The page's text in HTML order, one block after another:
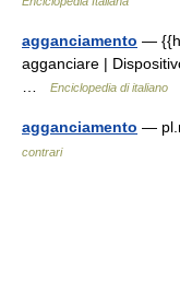
agganciamento —
agganciare |
Enciclopedia di italiano
agganciamento —
contrari